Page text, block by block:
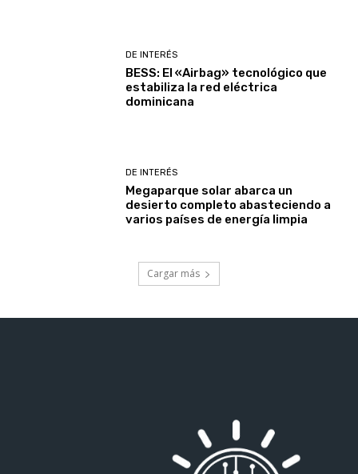
DE INTERÉS
BESS: El «Airbag» tecnológico que
estabiliza la red eléctrica
dominicana
DE INTERÉS
Megaparque solar abarca un
desierto completo abasteciendo a
varios países de energía limpia
Cargar más